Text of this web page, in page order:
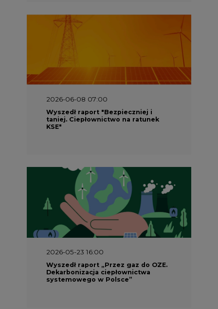
2026-06-08 07:00
Wyszedł raport "Bezpieczniej i
taniej. Ciepłownictwo na ratunek
KSE"
2026-05-23 16:00
Wyszedł raport „Przez gaz do OZE.
Dekarbonizacja ciepłownictwa
systemowego w Polsce”